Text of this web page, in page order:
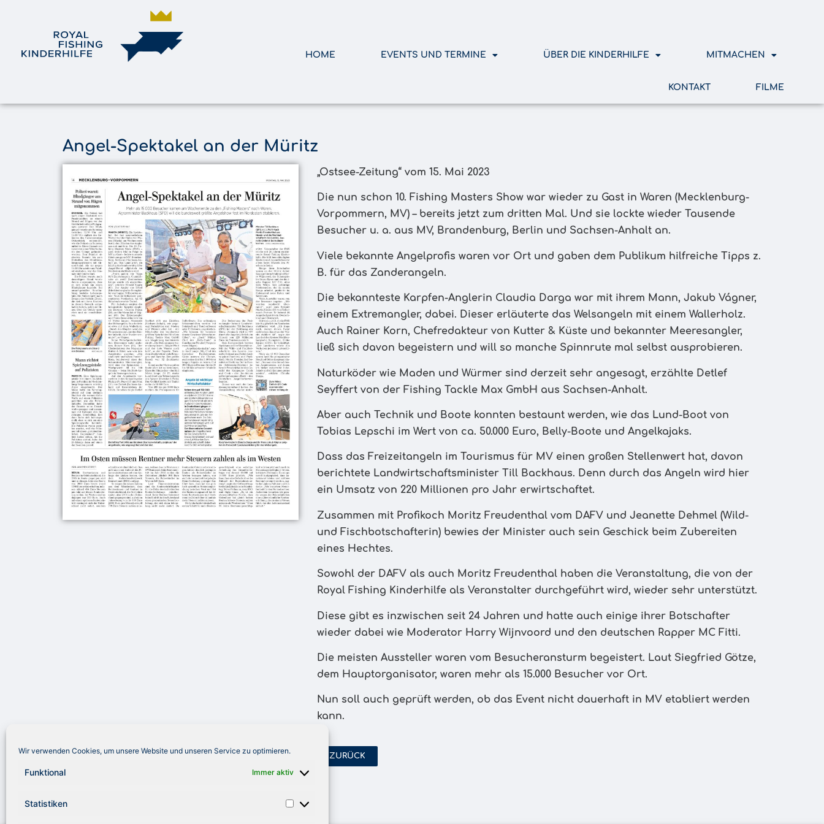
Wir verwenden Cookies, um unsere Website und unseren Service zu optimieren.
Funktional Immer aktiv
Statistiken
HOME EVENTS UND TERMINE ÜBER DIE KINDERHILFE MITMACHEN
KONTAKT FILME
Angel-Spektakel an der Müritz
„Ostsee-Zeitung“ vom 15. Mai 2023
Die nun schon 10. Fishing Masters Show war wieder zu Gast in Waren (Mecklenburg-
Vorpommern, MV) – bereits jetzt zum dritten Mal. Und sie lockte wieder Tausende
Besucher u. a. aus MV, Brandenburg, Berlin und Sachsen-Anhalt an.
Viele bekannte Angelprofis waren vor Ort und gaben dem Publikum hilfreiche Tipps z.
B. für das Zanderangeln.
Die bekannteste Karpfen-Anglerin Claudia Darga war mit ihrem Mann, Jakub Vágner,
einem Extremangler, dabei. Dieser erläuterte das Welsangeln mit einem Wallerholz.
Auch Rainer Korn, Chefredakteur von Kutter & Küste und bekannter Meeresangler,
ließ sich davon begeistern und will so manche Spinnrute mal selbst ausprobieren.
Naturköder wie Maden und Würmer sind derzeit sehr angesagt, erzählte Detlef
Seyffert von der Fishing Tackle Max GmbH aus Sachsen-Anhalt.
Aber auch Technik und Boote konnten bestaunt werden, wie das Lund-Boot von
Tobias Lepschi im Wert von ca. 50.000 Euro, Belly-Boote und Angelkajaks.
Dass das Freizeitangeln im Tourismus für MV einen großen Stellenwert hat, davon
berichtete Landwirtschaftsminister Till Backhaus. Denn durch das Angeln wird hier
ein Umsatz von 220 Millionen pro Jahr erwirtschaftet.
Zusammen mit Profikoch Moritz Freudenthal vom DAFV und Jeanette Dehmel (Wild-
und Fischbotschafterin) bewies der Minister auch sein Geschick beim Zubereiten
eines Hechtes.
Sowohl der DAFV als auch Moritz Freudenthal haben die Veranstaltung, die von der
Royal Fishing Kinderhilfe als Veranstalter durchgeführt wird, wieder sehr unterstützt.
Diese gibt es inzwischen seit 24 Jahren und hatte auch einige ihrer Botschafter
wieder dabei wie Moderator Harry Wijnvoord und den deutschen Rapper MC Fitti.
Die meisten Aussteller waren vom Besucheransturm begeistert. Laut Siegfried Götze,
dem Hauptorganisator, waren mehr als 15.000 Besucher vor Ort.
Nun soll auch geprüft werden, ob das Event nicht dauerhaft in MV etabliert werden
kann.
ZURÜCK